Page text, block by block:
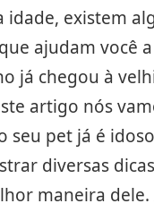
idade, existem
ajudam você
já chegou à
artigo nós
seu pet já é
diversas
maneira dele.